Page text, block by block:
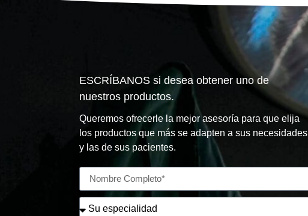
ESCRÍBANOS si desea obtener uno de
nuestros productos.
Queremos ofrecerle la mejor asesoría para que elija
los productos que más se adapten a sus necesidades
y las de sus pacientes.